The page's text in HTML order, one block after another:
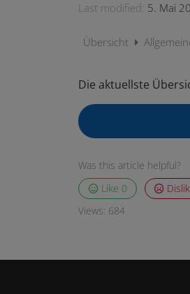
Last modified: 5. Mai
Übersicht
Die aktuellste
Was this article helpful?
Like 0
Views: 684